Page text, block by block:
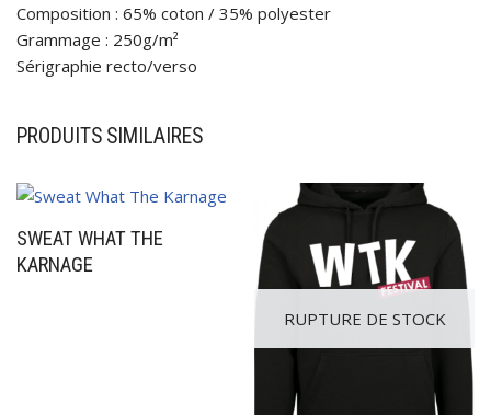
Composition : 65% coton / 35% polyester
Grammage : 250g/m²
Sérigraphie recto/verso
PRODUITS SIMILAIRES
SWEAT WHAT THE
KARNAGE
RUPTURE DE STOCK